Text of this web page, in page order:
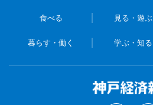
食べる 見る・遊ぶ
暮らす・働く 学ぶ・知る